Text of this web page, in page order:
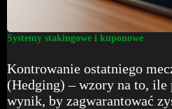
Systemy stakingowe i kuponowe
Kontrowanie ostatniego
(Hedging) – wzory na to, ile
wynik, by zagwarantować